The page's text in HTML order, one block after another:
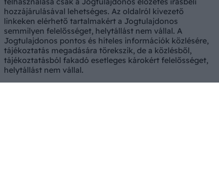
hozzájárulásával lehetséges. Az oldalról kivezető
linkeken elérhető tartalmakért a Jogtulajdonos
semmilyen felelősséget, helytállást nem vállal. A
Jogtulajdonos pontos és hiteles információk közlésére,
tájékoztatás megadására törekszik, de a közlésből,
tájékoztatásból fakadó esetleges károkért felelősséget,
helytállást nem vállal.